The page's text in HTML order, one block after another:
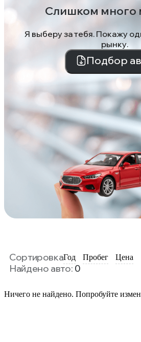
Слишком много
Я выберу за тебя. Покажу
рынку.
Подбор
СортировкаГод Пробег Цена
Найдено авто: 0
Ничего не найдено. Попробуйте